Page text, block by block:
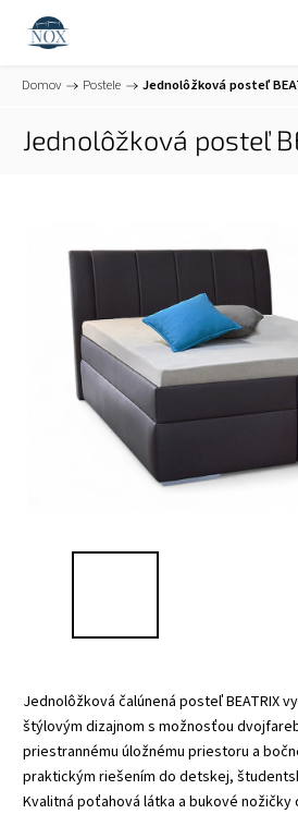
Domov / Postele / Jednolôžková posteľ
Jednolôžková posteľ
Jednolôžková čalúnená posteľ BEATRIX
štýlovým dizajnom s možnosťou
priestrannému úložnému priestoru a
praktickým riešením do detskej,
Kvalitná poťahová látka a bukové nožičky